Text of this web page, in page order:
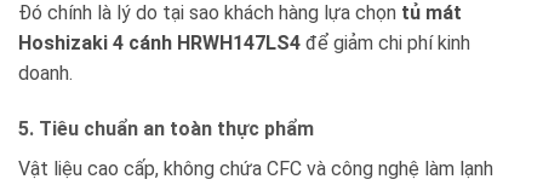
Đó chính là lý do tại sao khách hàng lựa chọn tủ mát
Hoshizaki 4 cánh HRWH147LS4 để giảm chi phí kinh
doanh.
5. Tiêu chuẩn an toàn thực phẩm
Vật liệu cao cấp, không chứa CFC và công nghệ làm lạnh